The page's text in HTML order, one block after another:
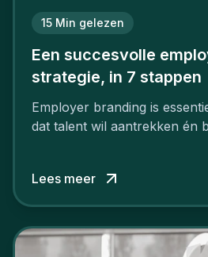
15 Min gelezen
Een succesvolle
strategie, in 7 stappen
Employer branding is
dat talent wil aantrekken én
niet van vandaag op morgen.
aan, starten met employer
Lees meer